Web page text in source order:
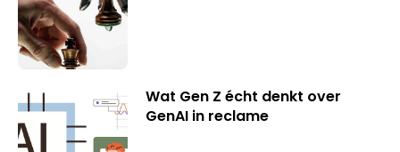
Wat Gen Z écht denkt over
GenAI in reclame